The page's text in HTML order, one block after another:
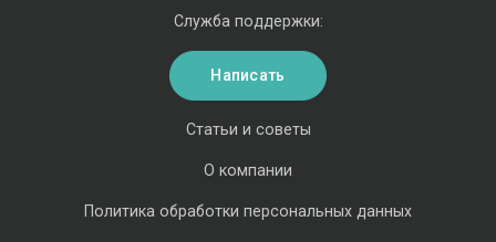
Статьи и советы
О компании
Политика обработки персональных данных
Служба поддержки:
Написать